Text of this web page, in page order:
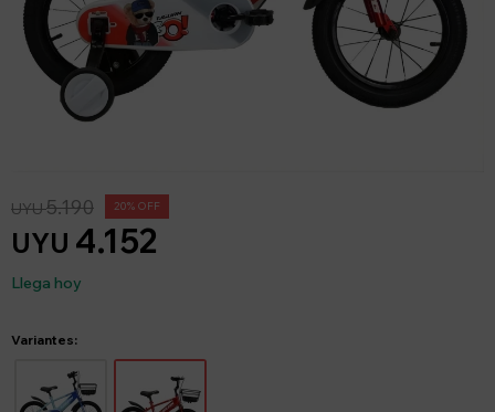
UYU 4.152
UYU5.190 20
Llega hoy
Variantes: